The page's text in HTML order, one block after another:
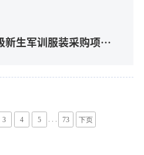
新生军训服装采购项目
3 4 5 . . . 73 下页